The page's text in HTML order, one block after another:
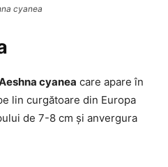
cyanea
cyanea care apare în
lin curgătoare din Europa
de 7-8 cm și anvergura